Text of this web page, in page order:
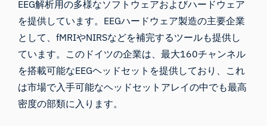
EEG解析用の多様なソフトウェアおよびハードウェア
を提供しています。EEGハードウェア製造の主要企業
として、fMRIやNIRSなどを補完するツールも提供し
ています。このドイツの企業は、最大160チャンネル
を搭載可能なEEGヘッドセットを提供しており、これ
は市場で入手可能なヘッドセットアレイの中でも最高
密度の部類に入ります。